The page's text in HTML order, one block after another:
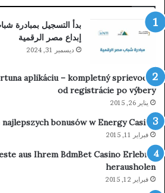
بدأ التسجيل بمبادرة
إبداع مصر الرقمية
ديسمبر 31, 2024
aplikáciu – kompletný sprievodca
od registrácie po výbery
يناير 26, 2015
bonusów w Energy Casino
فبراير 11, 2015
aus Ihrem BdmBet Casino Erlebnis
herausholen
فبراير 12, 2015